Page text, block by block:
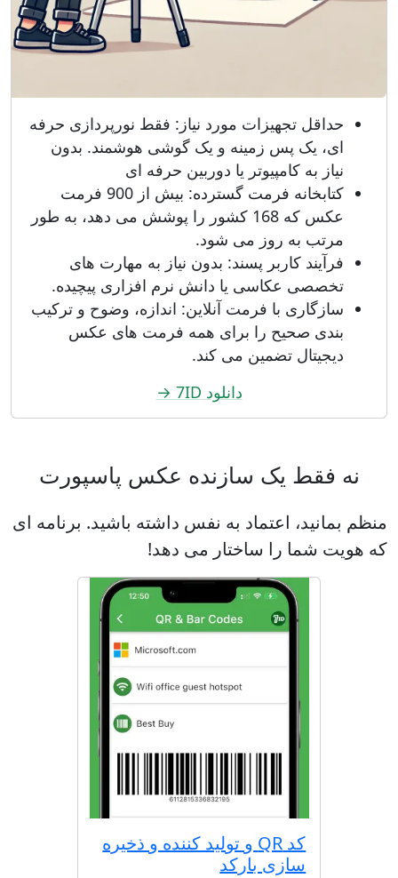
حداقل تجهیزات مورد نیاز: فقط نورپردازی حرفه
ای، یک پس زمینه و یک گوشی هوشمند. بدون
نیاز به کامپیوتر یا دوربین حرفه ای
کتابخانه فرمت گسترده: بیش از 900 فرمت
عکس که 168 کشور را پوشش می دهد، به طور
مرتب به روز می شود.
فرآیند کاربر پسند: بدون نیاز به مهارت های
تخصصی عکاسی یا دانش نرم افزاری پیچیده.
سازگاری با فرمت آنلاین: اندازه، وضوح و ترکیب
بندی صحیح را برای همه فرمت های عکس
دیجیتال تضمین می کند.
دانلود 7ID →
نه فقط یک سازنده عکس پاسپورت
منظم بمانید، اعتماد به نفس داشته باشید. برنامه ای
که هویت شما را ساختار می دهد!
کد QR و تولید کننده و ذخیره
سازی بارکد